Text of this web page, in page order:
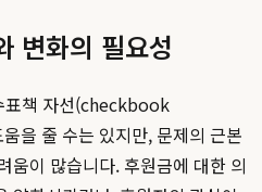
변화의 필요성
표책 자선(checkbook
을 줄 수는 있지만, 문제의 근본
움이 많습니다. 후원금에 대한 의